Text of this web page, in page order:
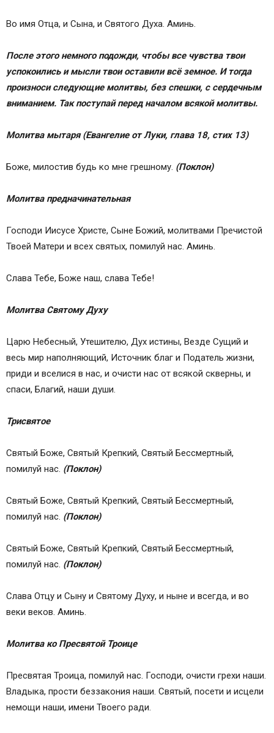
Во имя Отца, и Сына, и Святого Духа. Аминь.
После этого немного подожди, чтобы все чувства твои
успокоились и мысли твои оставили всё земное. И тогда
произноси следующие молитвы, без спешки, с сердечным
вниманием. Так поступай перед началом всякой молитвы.
Молитва мытаря(Евангелие от Луки, глава 18, стих 13)
Боже, милостив будь ко мне грешному. (Поклон)
Молитва предначинательная
Господи Иисусе Христе, Сыне Божий, молитвами Пречистой
Твоей Матери и всех святых, помилуй нас. Аминь.
Слава Тебе, Боже наш, слава Тебе!
Молитва Святому Духу
Царю Небесный, Утешителю, Дух истины, Везде Сущий и
весь мир наполняющий, Источник благ и Податель жизни,
приди и вселися в нас, и очисти нас от всякой скверны, и
спаси, Благий, наши души.
Трисвятое
Святый Боже, Святый Крепкий, Святый Бессмертный,
помилуй нас. (Поклон)
Святый Боже, Святый Крепкий, Святый Бессмертный,
помилуй нас. (Поклон)
Святый Боже, Святый Крепкий, Святый Бессмертный,
помилуй нас. (Поклон)
Слава Отцу и Сыну и Святому Духу, и ныне и всегда, и во
веки веков. Аминь.
Молитва ко Пресвятой Троице
Пресвятая Троица, помилуй нас. Господи, очисти грехи наши.
Владыка, прости беззакония наши. Святый, посети и исцели
немощи наши, имени Твоего ради.